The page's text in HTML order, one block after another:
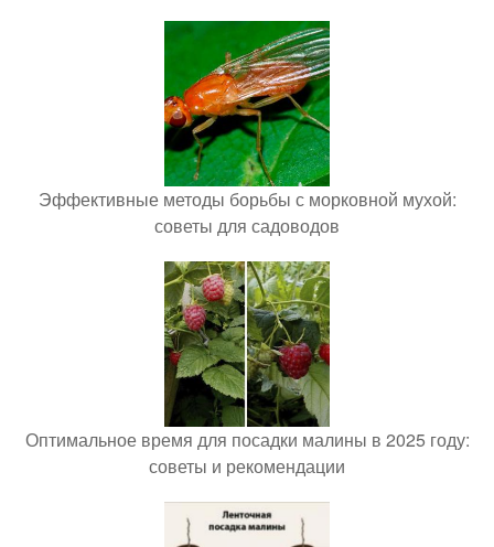
Эффективные методы борьбы с морковной мухой:
советы для садоводов
Оптимальное время для посадки малины в 2025 году:
советы и рекомендации